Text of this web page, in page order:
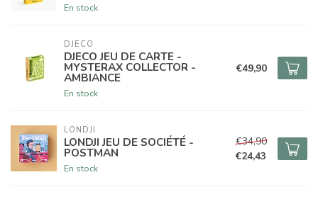
En stock
DJECO
DJECO JEU DE CARTE -
MYSTERAX COLLECTOR -
AMBIANCE
En stock
€49,90
LONDJI
LONDJI JEU DE SOCIÉTÉ -
POSTMAN
En stock
€34,90
€24,43